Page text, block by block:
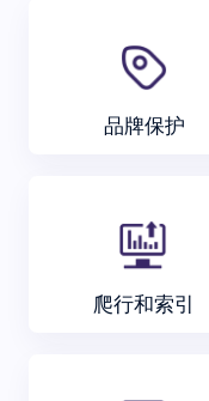
品牌保护
爬行和索引